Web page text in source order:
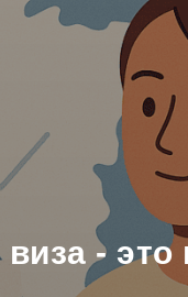
- это